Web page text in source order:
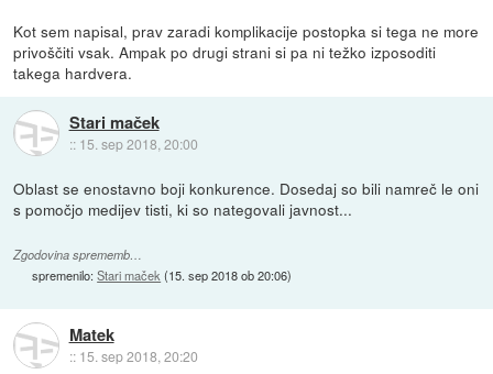
Kot sem napisal, prav zaradi komplikacije postopka si tega ne more
privoščiti vsak. Ampak po drugi strani si pa ni težko izposoditi
takega hardvera.
Stari maček
:: 15. sep 2018, 20:00
Oblast se enostavno boji konkurence. Dosedaj so bili namreč le oni
s pomočjo medijev tisti, ki so nategovali javnost...
Zgodovina sprememb…
spremenilo:Stari maček (15. sep 2018 ob 20:06)
Matek
:: 15. sep 2018, 20:20